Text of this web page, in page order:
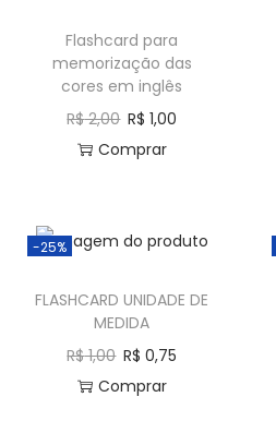
Flashcard para
memorização das
cores em inglês
R$2,00 R$ 1,00
Comprar
-25%
FLASHCARD UNIDADE DE
MEDIDA
R$1,00 R$ 0,75
Comprar